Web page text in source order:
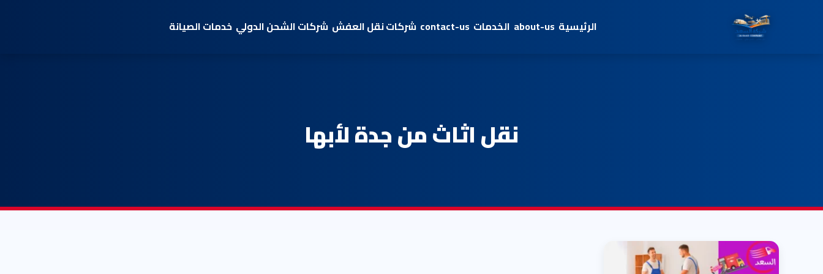
الرئيسية about-us الخدمات contact-us شركات نقل العفش شركات الشحن الدولي خدمات الصيانة
نقل اثاث من جدة لأبها